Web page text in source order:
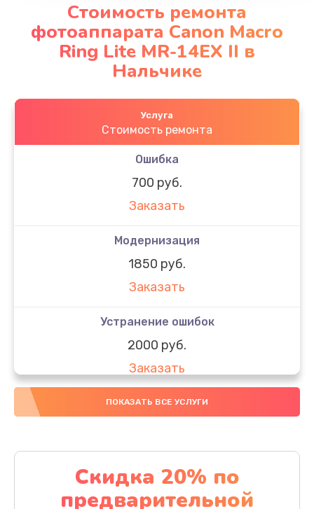
Стоимость ремонта
фотоаппарата Canon Macro
Ring Lite MR-14EX II в
Нальчике
Услуга
Стоимость ремонта
Ошибка
700 руб.
Заказать
Модернизация
1850 руб.
Заказать
Устранение ошибок
2000 руб.
Заказать
Ремонт после залития
Заказать
Ремонт электроплаты
ПОКАЗАТЬ ВСЕ УСЛУГИ
Скидка 20% по
предварительной